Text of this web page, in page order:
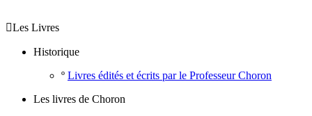
Les Livres
Historique
º Livres édités et écrits par le Professeur Choron
Les livres de Choron